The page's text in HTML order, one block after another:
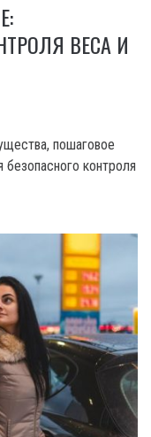
ВЕСА И
пошаговое
контроля